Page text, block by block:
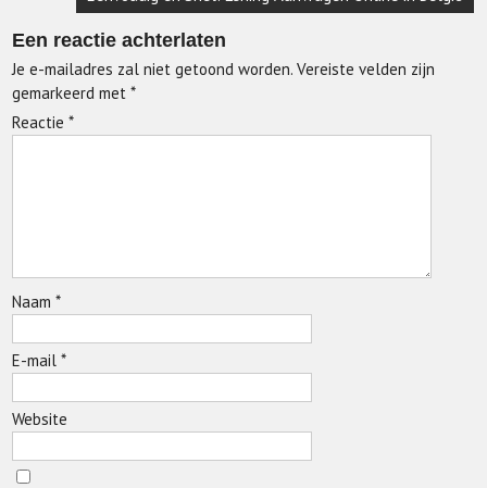
Een reactie achterlaten
Je e-mailadres zal niet getoond worden. Vereiste velden zijn
gemarkeerd met*
Reactie*
Naam*
E-mail*
Website